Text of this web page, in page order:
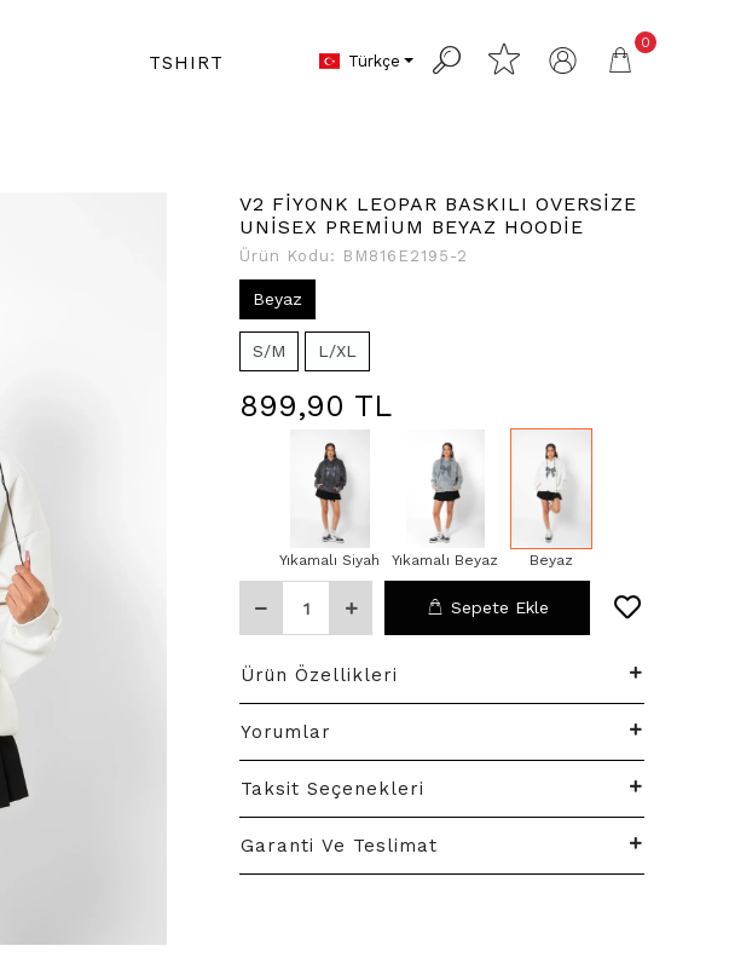
TSHIRT Türkçe
0
V2 FİYONK LEOPAR BASKILI OVERSİZE
UNİSEX PREMİUM BEYAZ HOODİE
Ürün Kodu: BM816E2195-2
Beyaz
S/M L/XL
899,90 TL
Yıkamalı Siyah Yıkamalı Beyaz Beyaz
Sepete Ekle
Ürün Özellikleri
Yorumlar
Taksit Seçenekleri
Garanti Ve Teslimat